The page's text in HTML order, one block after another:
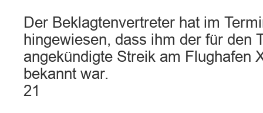
Der Beklagtenvertreter hat im
hingewiesen, dass ihm der für den
angekündigte Streik am Flughafen
bekannt war.
21